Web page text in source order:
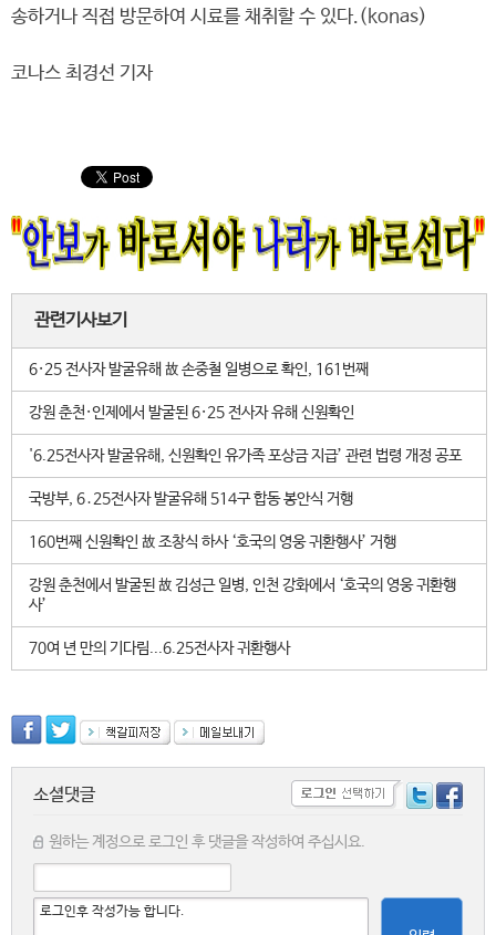
송하거나 직접 방문하여 시료를 채취할 수 있다.(konas)
코나스 최경선 기자
관련기사보기
6·25 전사자 발굴유해 故 손중철 일병으로 확인, 161번째
강원 춘천·인제에서 발굴된 6·25 전사자 유해 신원확인
'6.25전사자 발굴유해, 신원확인 유가족 포상금 지급’ 관련 법령 개정 공포
국방부, 6․25전사자 발굴유해 514구 합동 봉안식 거행
160번째 신원확인 故 조창식 하사 ‘호국의 영웅 귀환행사’ 거행
강원 춘천에서 발굴된 故 김성근 일병, 인천 강화에서 ‘호국의 영웅 귀환행
사’
70여 년 만의 기다림...6.25전사자 귀환행사
소셜댓글
원하는 계정으로 로그인 후 댓글을 작성하여 주십시요.